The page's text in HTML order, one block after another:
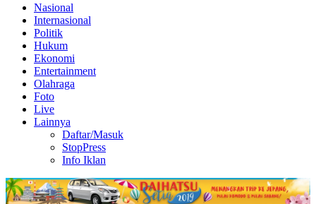
Nasional
Internasional
Politik
Hukum
Ekonomi
Entertainment
Olahraga
Foto
Live
Lainnya
Daftar/Masuk
StopPress
Info Iklan